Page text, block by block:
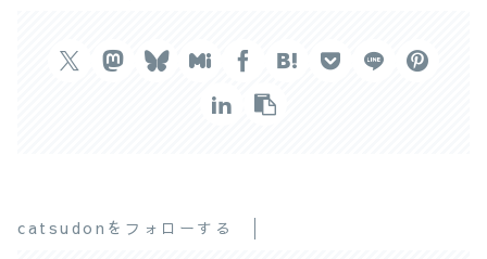
catsudonをフォローする